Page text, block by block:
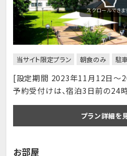
スクロールできま
当サイト限定プラン 朝食のみ 駐
[設定期間 2023年11月12日～
予約受付けは、宿泊3日前の24
プラン詳細を
お部屋